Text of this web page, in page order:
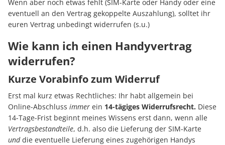
Wenn aber noch etwas fehlt (SIM-Karte oder Handy oder eine
eventuell an den Vertrag gekoppelte Auszahlung), solltet ihr
euren Vertrag unbedingt widerrufen (s.u.)
Wie kann ich einen Handyvertrag
widerrufen?
Kurze Vorabinfo zum Widerruf
Erst mal kurz etwas Rechtliches: Ihr habt allgemein bei
Online-Abschluss immer ein 14-tägiges Widerrufsrecht. Diese
14-Tage-Frist beginnt meines Wissens erst dann, wenn alle
Vertragsbestandteile, d.h. also die Lieferung der SIM-Karte
unddie eventuelle Lieferung eines zugehörigen Handys